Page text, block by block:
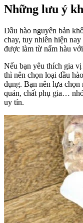
Những lưu ý
Dầu hào nguyên bản
chay, tuy nhiên hiện
được làm từ nấm hàu
Nếu bạn yêu thích gia
thì nên chọn loại dầu
dụng. Bạn nên lựa chọn
quản, chất phụ gia…
uy tín.